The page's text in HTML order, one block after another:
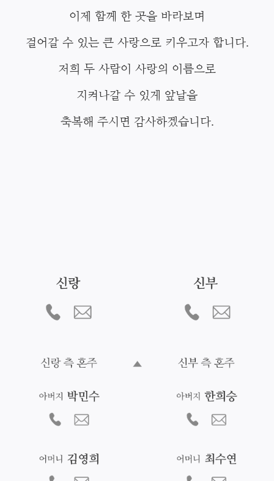
이제 함께 한 곳을 바라보며
걸어갈 수 있는 큰 사랑으로 키우고자 합니다.
저희 두 사람이 사랑의 이름으로
지켜나갈 수 있게 앞날을
축복해 주시면 감사하겠습니다.